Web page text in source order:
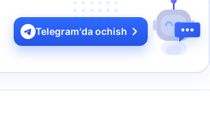
Telegram'da ochish